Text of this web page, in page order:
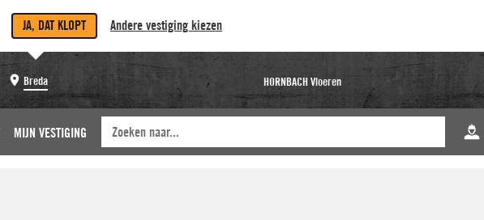
JA, DAT KLOPT Andere vestiging kiezen
Breda HORNBACH Vloeren
MIJN VESTIGING